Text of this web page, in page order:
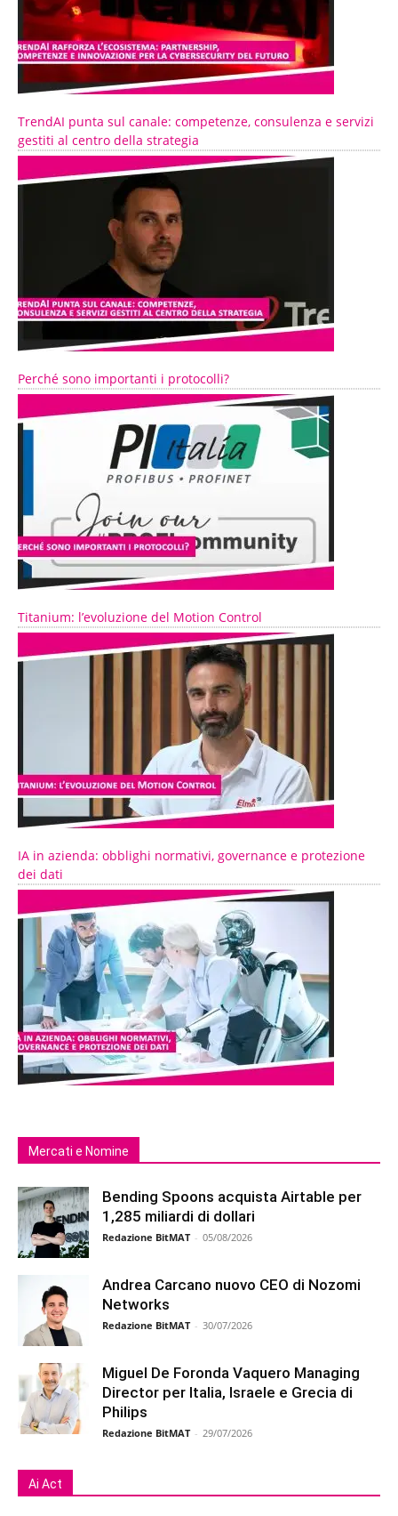
TrendAI punta sul canale: competenze, consulenza e servizi
gestiti al centro della strategia
Perché sono importanti i protocolli?
Titanium: l’evoluzione del Motion Control
IA in azienda: obblighi normativi, governance e protezione
dei dati
Mercati e Nomine
Bending Spoons acquista Airtable per
1,285 miliardi di dollari
Redazione BitMAT - 05/08/2026
Andrea Carcano nuovo CEO di Nozomi
Networks
Redazione BitMAT - 30/07/2026
Miguel De Foronda Vaquero Managing
Director per Italia, Israele e Grecia di
Philips
Redazione BitMAT - 29/07/2026
Ai Act